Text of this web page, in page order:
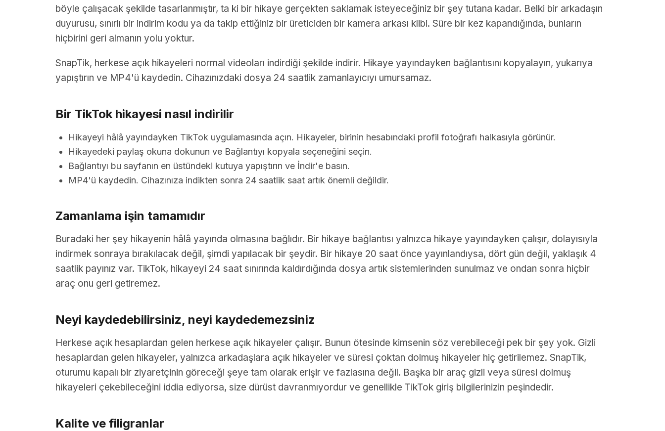
böyle çalışacak şekilde tasarlanmıştır, ta ki bir hikaye gerçekten saklamak isteyeceğiniz bir şey tutana kadar. Belki bir arkadaşın
duyurusu, sınırlı bir indirim kodu ya da takip ettiğiniz bir üreticiden bir kamera arkası klibi. Süre bir kez kapandığında, bunların
hiçbirini geri almanın yolu yoktur.
SnapTik, herkese açık hikayeleri normal videoları indirdiği şekilde indirir. Hikaye yayındayken bağlantısını kopyalayın, yukarıya
yapıştırın ve MP4'ü kaydedin. Cihazınızdaki dosya 24 saatlik zamanlayıcıyı umursamaz.
Bir TikTok hikayesi nasıl indirilir
Hikayeyi hâlâ yayındayken TikTok uygulamasında açın. Hikayeler, birinin hesabındaki profil fotoğrafı halkasıyla görünür.
Hikayedeki paylaş okuna dokunun ve Bağlantıyı kopyala seçeneğini seçin.
Bağlantıyı bu sayfanın en üstündeki kutuya yapıştırın ve İndir'e basın.
MP4'ü kaydedin. Cihazınıza indikten sonra 24 saatlik saat artık önemli değildir.
Zamanlama işin tamamıdır
Buradaki her şey hikayenin hâlâ yayında olmasına bağlıdır. Bir hikaye bağlantısı yalnızca hikaye yayındayken çalışır, dolayısıyla
indirmek sonraya bırakılacak değil, şimdi yapılacak bir şeydir. Bir hikaye 20 saat önce yayınlandıysa, dört gün değil, yaklaşık 4
saatlik payınız var. TikTok, hikayeyi 24 saat sınırında kaldırdığında dosya artık sistemlerinden sunulmaz ve ondan sonra hiçbir
araç onu geri getiremez.
Neyi kaydedebilirsiniz, neyi kaydedemezsiniz
Herkese açık hesaplardan gelen herkese açık hikayeler çalışır. Bunun ötesinde kimsenin söz verebileceği pek bir şey yok. Gizli
hesaplardan gelen hikayeler, yalnızca arkadaşlara açık hikayeler ve süresi çoktan dolmuş hikayeler hiç getirilemez. SnapTik,
oturumu kapalı bir ziyaretçinin göreceği şeye tam olarak erişir ve fazlasına değil. Başka bir araç gizli veya süresi dolmuş
hikayeleri çekebileceğini iddia ediyorsa, size dürüst davranmıyordur ve genellikle TikTok giriş bilgilerinizin peşindedir.
Kalite ve filigranlar